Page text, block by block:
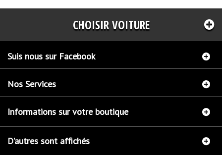
CHOISIR VOITURE
Suis nous sur Facebook
Nos Services
Informations sur votre boutique
D'autres sont affichés